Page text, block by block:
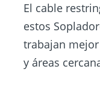
El cable
estos
trabajan
y áreas